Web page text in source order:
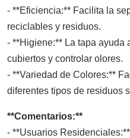
- **Eficiencia:** Facilita la
reciclables y residuos.
- **Higiene:** La tapa ayuda
cubiertos y controlar olores.
- **Variedad de Colores:**
diferentes tipos de residuos
**Comentarios:**
- **Usuarios